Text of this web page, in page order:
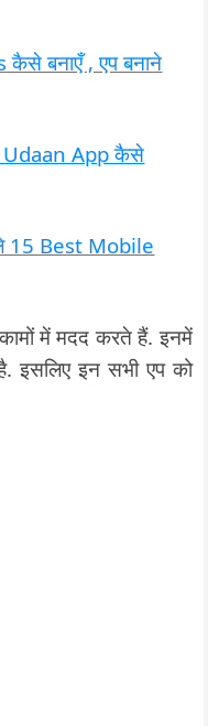
बनाएँ , एप बनाने
Udaan App कैसे
15 Best Mobile
में मदद करते हैं. इनमें
इसलिए इन सभी एप को